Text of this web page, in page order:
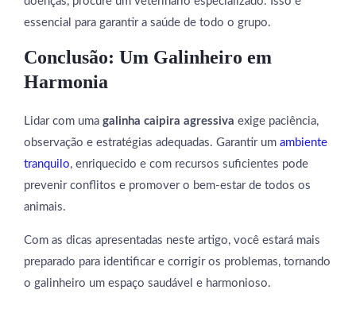
essencial para garantir a saúde de todo o grupo.
Conclusão: Um Galinheiro em
Harmonia
Lidar com uma galinha caipira agressiva exige paciência,
observação e estratégias adequadas. Garantir um ambiente
tranquilo, enriquecido e com recursos suficientes pode
prevenir conflitos e promover o bem-estar de todos os
animais.
Com as dicas apresentadas neste artigo, você estará mais
preparado para identificar e corrigir os problemas, tornando
o galinheiro um espaço saudável e harmonioso.